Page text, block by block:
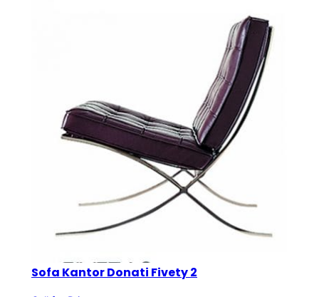
Sofa Kantor Donati Fivety 2